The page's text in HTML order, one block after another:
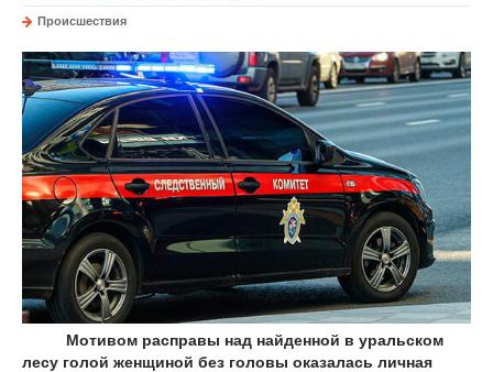
Происшествия
Мотивом расправы над найденной в уральском
лесу голой женщиной без головы оказалась личная